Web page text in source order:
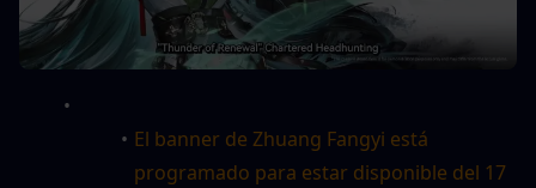
El banner de Zhuang Fangyi está
programado para estar disponible del 17